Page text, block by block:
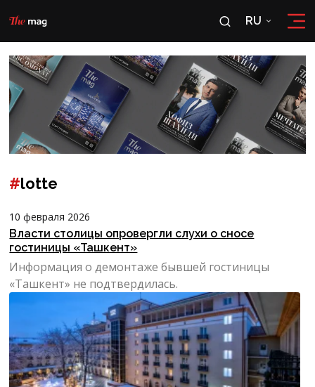
RU
RU
OʻZ
#lotte
10 февраля 2026
Власти столицы опровергли слухи о сносе
гостиницы «Ташкент»
Информация о демонтаже бывшей гостиницы
«Ташкент» не подтвердилась.